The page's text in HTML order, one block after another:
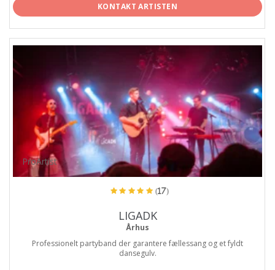
KONTAKT ARTISTEN
ProArtist
(17)
LIGADK
Århus
Professionelt partyband der garantere fællessang og et fyldt
dansegulv.